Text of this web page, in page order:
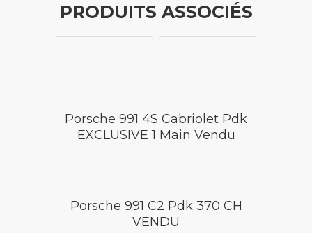
PRODUITS ASSOCIÉS
Porsche 991 4S Cabriolet Pdk
EXCLUSIVE 1 Main Vendu
Porsche 991 C2 Pdk 370 CH
VENDU